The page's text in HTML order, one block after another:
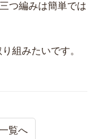
つ編みは簡単では
組みたいです。
覧へ